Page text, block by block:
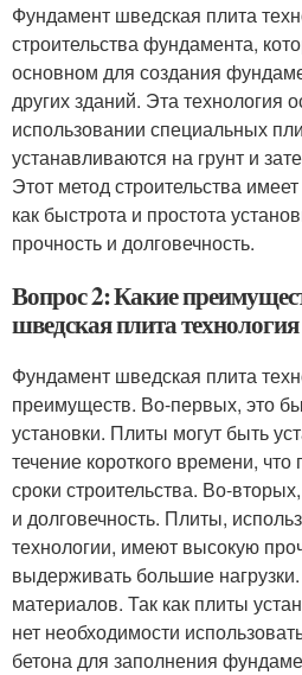
Фундамент шведская плита
строительства фундамента,
основном для создания
других зданий. Эта технология
использовании специальных
устанавливаются на грунт и
Этот метод строительства
как быстрота и простота
прочность и долговечность.
Вопрос 2: Какие
шведская плита технология
Фундамент шведская плита
преимуществ. Во-первых, это
установки. Плиты могут быть
течение короткого времени, что
сроки строительства. Во-
и долговечность. Плиты,
технологии, имеют высокую
выдерживать большие
материалов. Так как плиты
нет необходимости
бетона для заполнения